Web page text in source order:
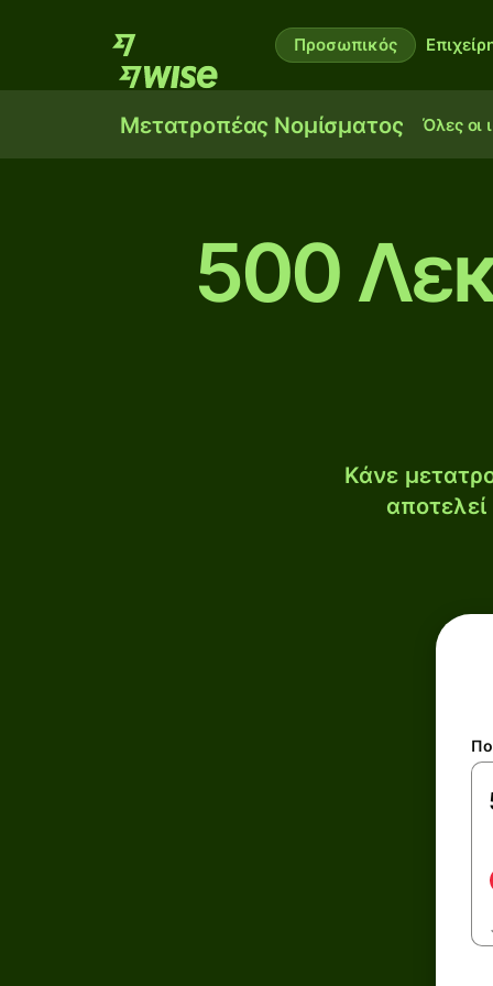
Προσωπικός
Μετατροπέας Νομίσματος Όλες οι
500
Κάνε